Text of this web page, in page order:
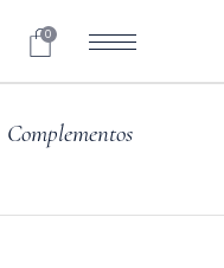
0
Complementos